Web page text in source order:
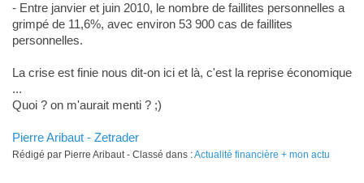
- Entre janvier et juin 2010, le nombre de faillites personnelles a
grimpé de 11,6%, avec environ 53 900 cas de faillites
personnelles.
La crise est finie nous dit-on ici et là, c'est la reprise économique
...
Quoi ? on m'aurait menti ? ;)
Pierre Aribaut - Zetrader
Rédigé par Pierre Aribaut - Classé dans :Actualité financière + mon actu